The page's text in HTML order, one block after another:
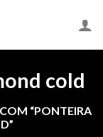
cold
“PONTEIRA